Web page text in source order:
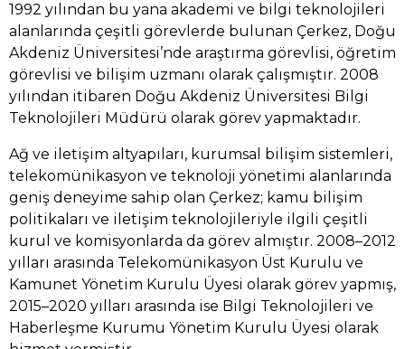
1992 yılından bu yana akademi ve bilgi teknolojileri
alanlarında çeşitli görevlerde bulunan Çerkez, Doğu
Akdeniz Üniversitesi’nde araştırma görevlisi, öğretim
görevlisi ve bilişim uzmanı olarak çalışmıştır. 2008
yılından itibaren Doğu Akdeniz Üniversitesi Bilgi
Teknolojileri Müdürü olarak görev yapmaktadır.
Ağ ve iletişim altyapıları, kurumsal bilişim sistemleri,
telekomünikasyon ve teknoloji yönetimi alanlarında
geniş deneyime sahip olan Çerkez; kamu bilişim
politikaları ve iletişim teknolojileriyle ilgili çeşitli
kurul ve komisyonlarda da görev almıştır. 2008–2012
yılları arasında Telekomünikasyon Üst Kurulu ve
Kamunet Yönetim Kurulu Üyesi olarak görev yapmış,
2015–2020 yılları arasında ise Bilgi Teknolojileri ve
Haberleşme Kurumu Yönetim Kurulu Üyesi olarak